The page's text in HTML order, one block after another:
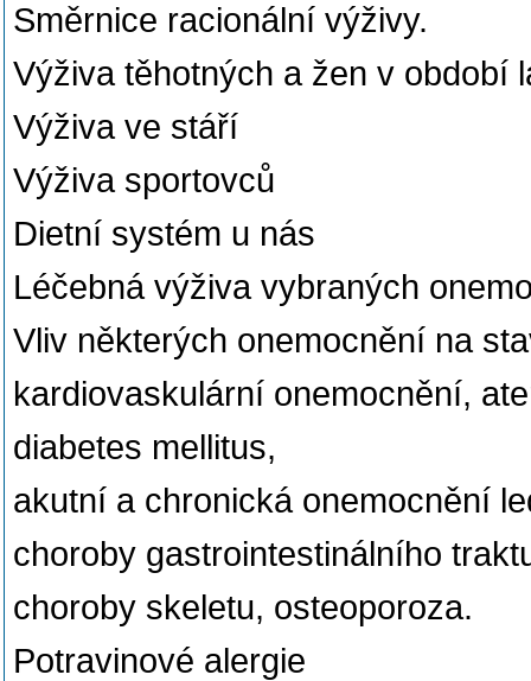
Směrnice racionální výživy.
Výživa těhotných a žen v období
Výživa ve stáří
Výživa sportovců
Dietní systém u nás
Léčebná výživa vybraných
Vliv některých onemocnění na
kardiovaskulární onemocnění,
diabetes mellitus,
akutní a chronická onemocnění
choroby gastrointestinálního
choroby skeletu, osteoporoza.
Potravinové alergie